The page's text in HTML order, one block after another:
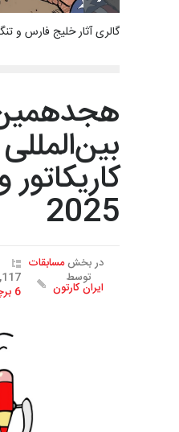
گالری آثار خلیج فارس و
کاریکاتور
2025
در بخشمسابقات
توسط
ایران کارتون
4,117
6 برچسب